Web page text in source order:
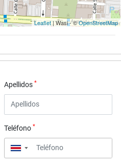
Leaflet | Wasi - ©OpenStreetMap
Apellidos *
Teléfono *
▼